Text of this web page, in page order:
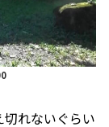
れないぐらい